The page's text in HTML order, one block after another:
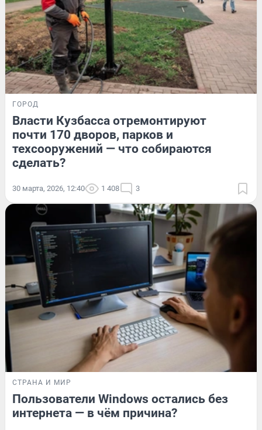
ГОРОД
Власти Кузбасса отремонтируют
почти 170 дворов, парков и
техсооружений — что собираются
сделать?
30 марта, 2026, 12:40 1 408 3
СТРАНА И МИР
Пользователи Windows остались без
интернета — в чём причина?